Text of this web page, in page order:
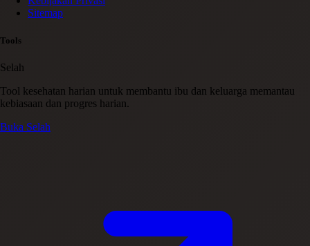
Sitemap
Tools
Selah
Tool kesehatan harian untuk membantu ibu dan keluarga memantau
kebiasaan dan progres harian.
Buka Selah